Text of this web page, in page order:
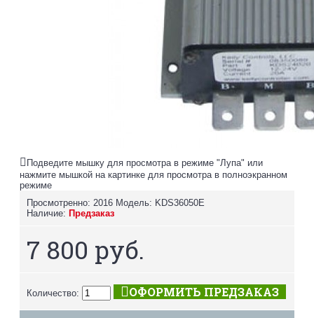
Подведите мышку для просмотра в режиме "Лупа" или
нажмите мышкой на картинке для просмотра в полноэкранном
режиме
Просмотренно: 2016 Модель: KDS36050E
Наличие: Предзаказ
7 800 руб.
Количество: ОФОРМИТЬ ПРЕДЗАКАЗ